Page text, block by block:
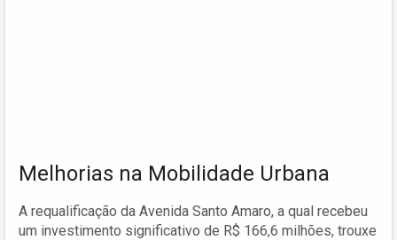
Melhorias na Mobilidade Urbana
A requalificação da Avenida Santo Amaro, a qual recebeu
um investimento significativo de R$ 166,6 milhões, trouxe